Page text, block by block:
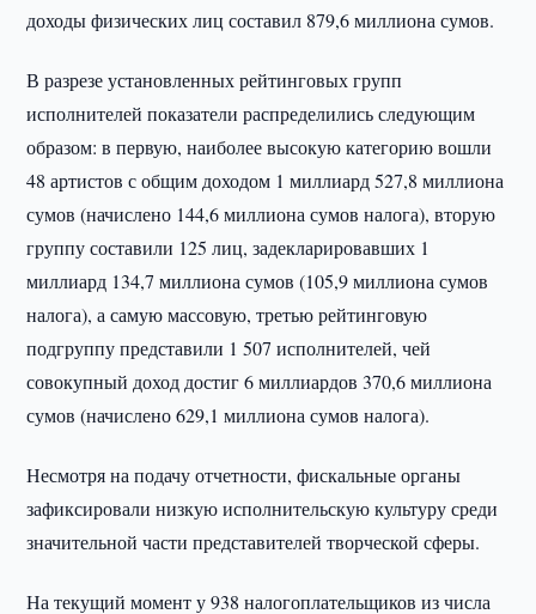
доходы физических лиц составил 879,6 миллиона сумов.
В разрезе установленных рейтинговых групп
исполнителей показатели распределились следующим
образом: в первую, наиболее высокую категорию вошли
48 артистов с общим доходом 1 миллиард 527,8 миллиона
сумов (начислено 144,6 миллиона сумов налога), вторую
группу составили 125 лиц, задекларировавших 1
миллиард 134,7 миллиона сумов (105,9 миллиона сумов
налога), а самую массовую, третью рейтинговую
подгруппу представили 1 507 исполнителей, чей
совокупный доход достиг 6 миллиардов 370,6 миллиона
сумов (начислено 629,1 миллиона сумов налога).
Несмотря на подачу отчетности, фискальные органы
зафиксировали низкую исполнительскую культуру среди
значительной части представителей творческой сферы.
На текущий момент у 938 налогоплательщиков из числа